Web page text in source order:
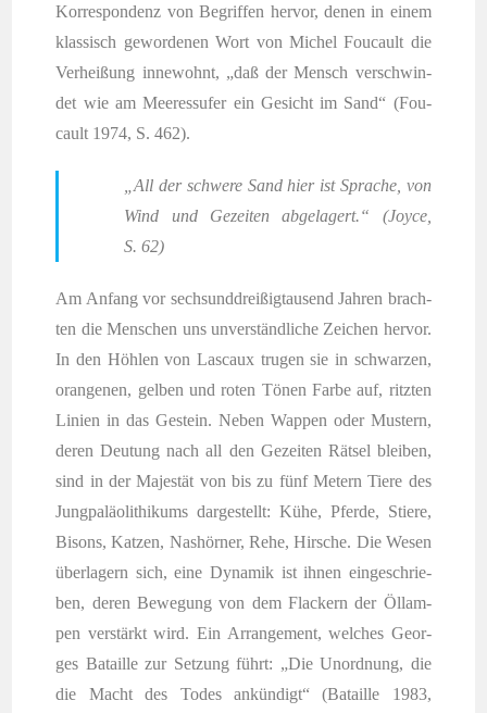
Kor­re­spon­denz von Begrif­fen her­vor, denen in einem
klas­sisch gewor­de­nen Wort von Michel Fou­cault die
Ver­hei­ßung inne­wohnt, „daß der Mensch ver­schwin­
det wie am Mee­res­sufer ein Gesicht im Sand“ (Fou­
cault 1974, S. 462).
„All der schwe­re Sand hier ist Spra­che, von
Wind und Gezei­ten abge­la­gert.“ (Joy­ce,
S. 62)
Am Anfang vor sechs­und­drei­ßig­tau­send Jah­ren brach­
ten die Men­schen uns unver­ständ­li­che Zei­chen her­vor.
In den Höh­len von Las­caux tru­gen sie in schwar­zen,
oran­ge­nen, gel­ben und roten Tönen Far­be auf, ritz­ten
Lini­en in das Gestein. Neben Wap­pen oder Mus­tern,
deren Deu­tung nach all den Gezei­ten Rät­sel blei­ben,
sind in der Majes­tät von bis zu fünf Metern Tie­re des
Jung­pa­läo­li­thi­kums dar­ge­stellt: Kühe, Pfer­de, Stie­re,
Bisons, Kat­zen, Nas­hör­ner, Rehe, Hir­sche. Die Wesen
über­la­gern sich, eine Dyna­mik ist ihnen ein­ge­schrie­
ben, deren Bewe­gung von dem Fla­ckern der Öllam­
pen ver­stärkt wird. Ein Arran­ge­ment, wel­ches Geor­
ges Batail­le zur Set­zung führt: „Die Unord­nung, die
die Macht des Todes ankün­digt“ (Batail­le 1983,